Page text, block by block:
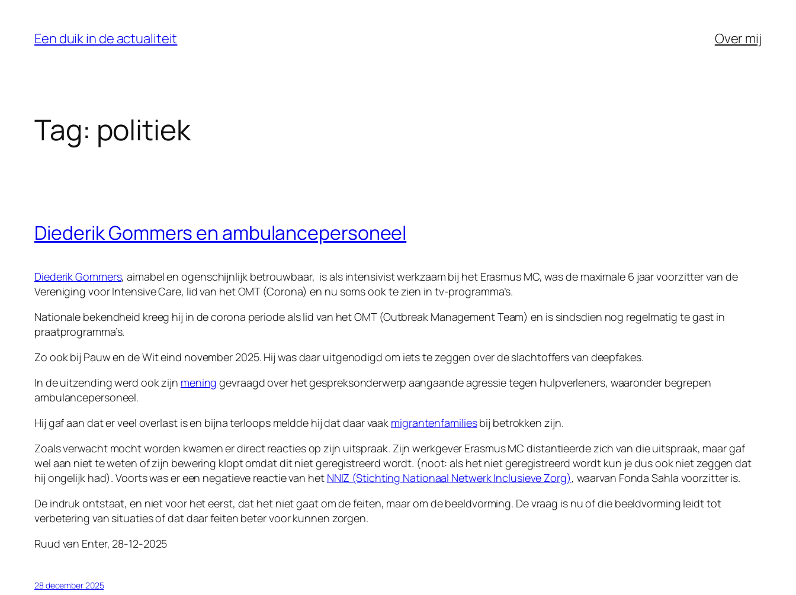
Een duik in de actualiteit Over mij
Tag: politiek
Diederik Gommers en ambulancepersoneel
Diederik Gommers, aimabel en ogenschijnlijk betrouwbaar, is als intensivist werkzaam bij het Erasmus MC, was de maximale 6 jaar voorzitter van de
Vereniging voor Intensive Care, lid van het OMT (Corona) en nu soms ook te zien in tv-programma’s.
Nationale bekendheid kreeg hij in de corona periode als lid van het OMT (Outbreak Management Team) en is sindsdien nog regelmatig te gast in
praatprogramma’s.
Zo ook bij Pauw en de Wit eind november 2025. Hij was daar uitgenodigd om iets te zeggen over de slachtoffers van deepfakes.
In de uitzending werd ook zijn mening gevraagd over het gespreksonderwerp aangaande agressie tegen hulpverleners, waaronder begrepen
ambulancepersoneel.
Hij gaf aan dat er veel overlast is en bijna terloops meldde hij dat daar vaak migrantenfamiliesbij betrokken zijn.
Zoals verwacht mocht worden kwamen er direct reacties op zijn uitspraak. Zijn werkgever Erasmus MC distantieerde zich van die uitspraak, maar gaf
wel aan niet te weten of zijn bewering klopt omdat dit niet geregistreerd wordt. (noot: als het niet geregistreerd wordt kun je dus ook niet zeggen dat
hij ongelijk had). Voorts was er een negatieve reactie van het NNIZ (Stichting Nationaal Netwerk Inclusieve Zorg), waarvan Fonda Sahla voorzitter is.
De indruk ontstaat, en niet voor het eerst, dat het niet gaat om de feiten, maar om de beeldvorming. De vraag is nu of die beeldvorming leidt tot
verbetering van situaties of dat daar feiten beter voor kunnen zorgen.
Ruud van Enter, 28-12-2025
28 december 2025